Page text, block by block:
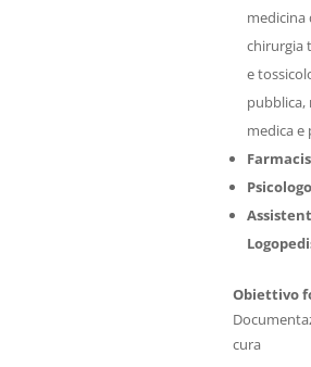
medicina
chirurgia
e
pubblica,
medica e
Obiettivo
cura